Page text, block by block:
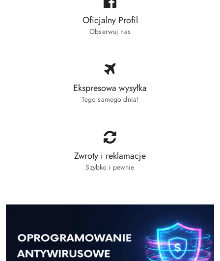
Oficjalny Profil
Obserwuj nas
Ekspresowa wysyłka
Tego samego dnia!
Zwroty i reklamacje
Szybko i pewnie